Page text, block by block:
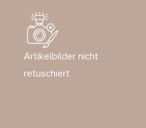
Artikelbilder nicht
retuschiert